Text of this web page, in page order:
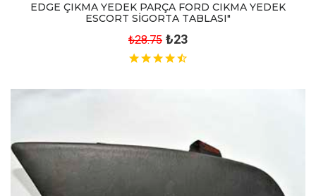
EDGE ÇIKMA YEDEK PARÇA FORD CIKMA YEDEK
ESCORT SİGORTA TABLASI"
₺28.75 ₺23